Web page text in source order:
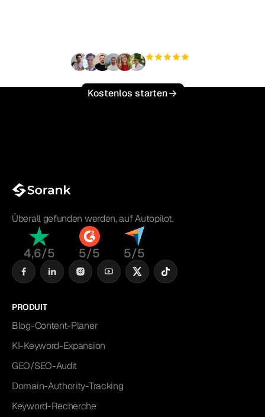
Kostenlos starten
Überall gefunden werden, auf Autopilot.
4,6/5 5/5 5/5
PRODUIT
Blog-Content-Planer
KI-Keyword-Expansion
GEO/SEO-Audit
Domain-Authority-Tracking
Keyword-Recherche